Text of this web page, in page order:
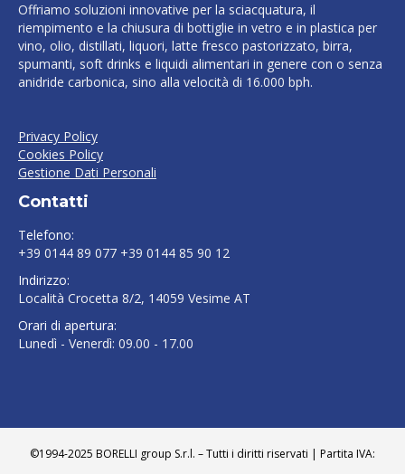
Offriamo soluzioni innovative per la sciacquatura, il
riempimento e la chiusura di bottiglie in vetro e in plastica per
vino, olio, distillati, liquori, latte fresco pastorizzato, birra,
spumanti, soft drinks e liquidi alimentari in genere con o senza
anidride carbonica, sino alla velocità di 16.000 bph.
Privacy Policy
Cookies Policy
Gestione Dati Personali
Contatti
Telefono:
+39 0144 89 077 +39 0144 85 90 12
Indirizzo:
Località Crocetta 8/2, 14059 Vesime AT
Orari di apertura:
Lunedì - Venerdì: 09.00 - 17.00
©1994-2025 BORELLI group S.r.l. – Tutti i diritti riservati | Partita IVA: